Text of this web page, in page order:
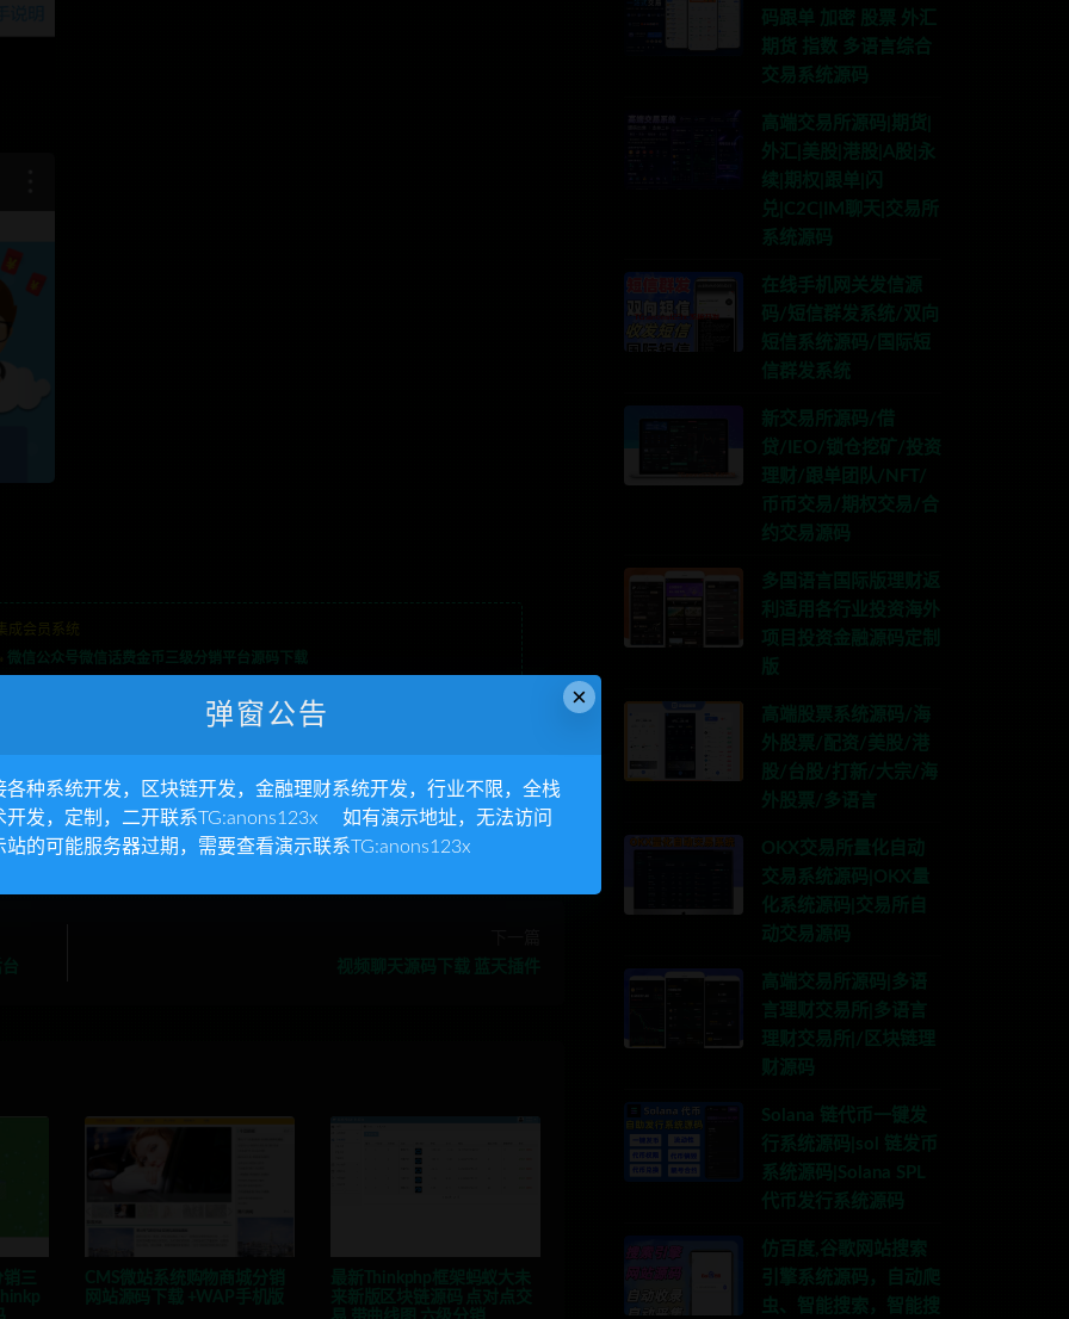
会员系统
微信公众号微信话费金币三级分销平台源码下载
行业不限，全栈技术开发，定制，二开联系TG:anons123x
码跟单 加密 股票 外汇
期货 指数 多语言综合
交易系统源码
高端交易所源码|期货|
外汇|美股|港股|A股|永
续|期权|跟单|闪
兑|C2C|IM聊天|交易所
系统源码
在线手机网关发信源
码/短信群发系统/双向
短信系统源码/国际短
信群发系统
新交易所源码/借
贷/IEO/锁仓挖矿/投资
理财/跟单团队/NFT/
币币交易/期权交易/合
约交易源码
多国语言国际版理财返
利适用各行业投资海外
项目投资金融源码定制
版
高端股票系统源码/海
外股票/配资/美股/港
股/台股/打新/大宗/海
外股票/多语言
OKX交易所量化自动
交易系统源码|OKX量
化系统源码|交易所自
动交易源码
高端交易所源码|多语
言理财交易所|多语言
理财交易所|/区块链理
财源码
Solana 链代币一键发
行系统源码|sol 链发币
系统源码|Solana SPL
代币发行系统源码
仿百度,谷歌网站搜索
引擎系统源码，自动爬
虫、智能搜索，智能搜
×
弹窗公告
各种系统开发，区块链开发，金融理财系统开发，行业不限，全栈
开发，定制，二开联系TG:anons123x 如有演示地址，无法访问
站的可能服务器过期，需要查看演示联系TG:anons123x